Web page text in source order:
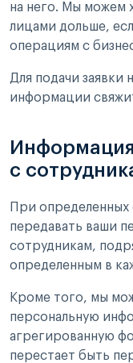
на него. Мы можем
лицами дольше,
операциям с
Для подачи заявки
информации
с
При определенных
передавать ваши
сотрудникам,
определенным в
Кроме того, мы
персональную
агрегированную
перестает быть